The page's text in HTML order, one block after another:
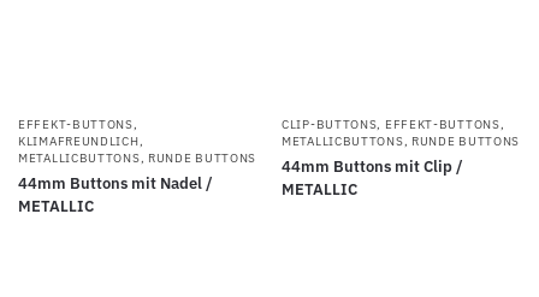
EFFEKT-BUTTONS,
KLIMAFREUNDLICH,
METALLICBUTTONS, RUNDE BUTTONS
44mm Buttons mit Nadel /
METALLIC
CLIP-BUTTONS, EFFEKT-BUTTONS,
METALLICBUTTONS, RUNDE BUTTONS
44mm Buttons mit Clip /
METALLIC